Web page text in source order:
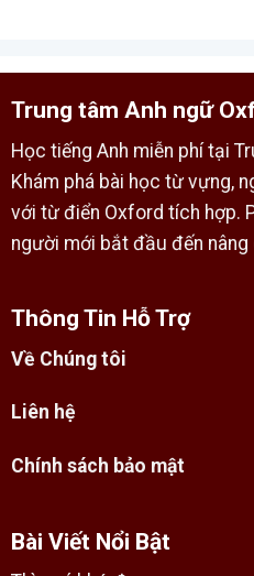
Trung tâm Anh ngữ
Học tiếng Anh miễn phí tại
Khám phá bài học từ vựng,
với từ điển Oxford tích hợp.
người mới bắt đầu đến nâng
Thông Tin Hỗ Trợ
Về Chúng tôi
Liên hệ
Chính sách bảo mật
Bài Viết Nổi Bật